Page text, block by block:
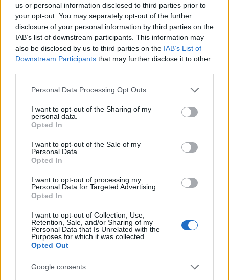
us or personal information disclosed to third parties prior to
your opt-out. You may separately opt-out of the further
disclosure of your personal information by third parties on the
IAB’s list of downstream participants. This information may
also be disclosed by us to third parties on the IAB’s List of
Downstream Participants that may further disclose it to other
Please note that this website/app uses one or more Google
not limited to your visit or usage behaviour. You may click to
grant or deny consent to Google and its third-party tags to
use your data for below specified purposes in below Google
consent section.
Personal Data Processing Opt Outs
I want to opt-out of the Sharing of my
personal data.
Opted In
I want to opt-out of the Sale of my
Personal Data.
Opted In
I want to opt-out of processing my
Personal Data for Targeted Advertising.
Opted In
I want to opt-out of Collection, Use,
Retention, Sale, and/or Sharing of my
Personal Data that Is Unrelated with the
Purposes for which it was collected.
Opted Out
Google consents
«Συγχαρητήρια στην ΕΛΑΣ και στο Τμήμα
Εσωτερικών Υποθέσεων για τη σημερινή
επιχείρηση και τις εφόδους που πραγματοποίησαν
σε 7 Κτηματολογικά Γραφεία. Μετά από πολύμηνη
ποσά, τα γνωστά "γρηγορόσημα" από πολίτες για να
εγκρίνει νόμιμα αιτήματα μεταγραφών και άλλων
συναλλαγών ακινήτων. Τα ψηφιακά εργαλεία που
δημόσιοι υπάλληλοι απέφευγαν να χρησιμοποιούν,
δεν προσφέρουν μόνο ταχύτητα, αλλά ενισχύουν
και τη διαφάνεια απέναντι σε τέτοια φαινόμενα
διαφθοράς. Οι πολίτες κατήγγειλαν συγκεκριμένα
Αστυνομία που έκανε τη δουλειά της αθόρυβα και
μεθοδικά. Ευχαριστώ θερμά τον Υπουργό
Προστασίας του Πολίτη αλλά και τον νέο
υφυπουργό, αρμόδιο για το Κτηματολόγιο, Χρήστο